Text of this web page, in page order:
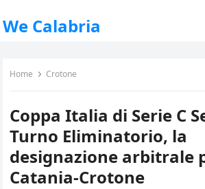
We Calabria
Home Crotone
Coppa Italia di Serie C
Turno Eliminatorio, la
designazione arbitrale
Catania-Crotone